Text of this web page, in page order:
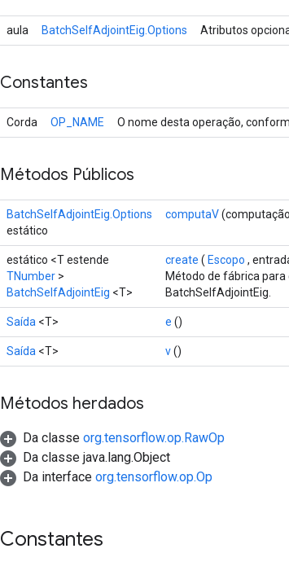
aula BatchSelfAdjointEig.Options Atributos
Constantes
Corda OP_NAME O nome desta operação,
Métodos Públicos
BatchSelfAdjointEig.Options
estático
computaV
estático <T estende
TNumber >
BatchSelfAdjointEig <T>
create ( Escopo ,
Método de fábrica
BatchSelfAdjointEig.
Saída <T> e ()
Saída <T> v()
Métodos herdados
Da classe org.tensorflow.op.RawOp
Da classe java.lang.Object
Da interface org.tensorflow.op.Op
Constantes